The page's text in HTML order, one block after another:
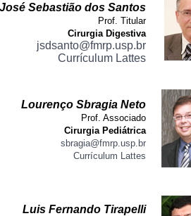
José Sebastião dos Santos
Prof. Titular
Cirurgia Digestiva
jsdsanto@fmrp.usp.br
Currículum Lattes
Lourenço Sbragia Neto
Prof. Associado
Cirurgia Pediátrica
sbragia@fmrp.usp.br
Currículum Lattes
Luis Fernando Tirapelli